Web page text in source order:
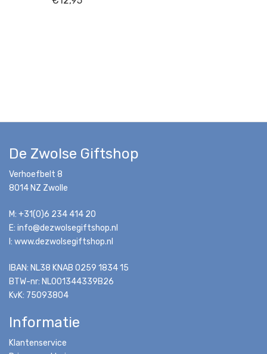
De Zwolse Giftshop
Verhoefbelt 8
8014 NZ Zwolle
M: +31(0)6 234 414 20
E: info@dezwolsegiftshop.nl
I: www.dezwolsegiftshop.nl
IBAN: NL38 KNAB 0259 1834 15
BTW-nr: NL001344339B26
KvK: 75093804
Informatie
Klantenservice